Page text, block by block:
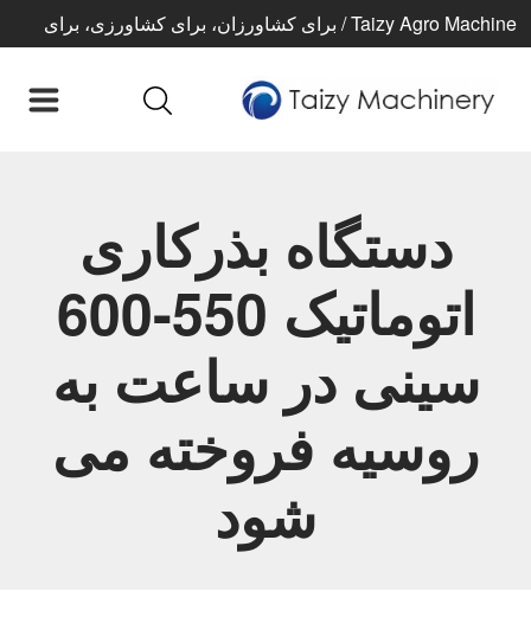
Taizy Agro Machine / برای کشاورزان، برای کشاورزی، برای
دستگاه بذرکاری
اتوماتیک 550-600
سینی در ساعت به
روسیه فروخته می
شود